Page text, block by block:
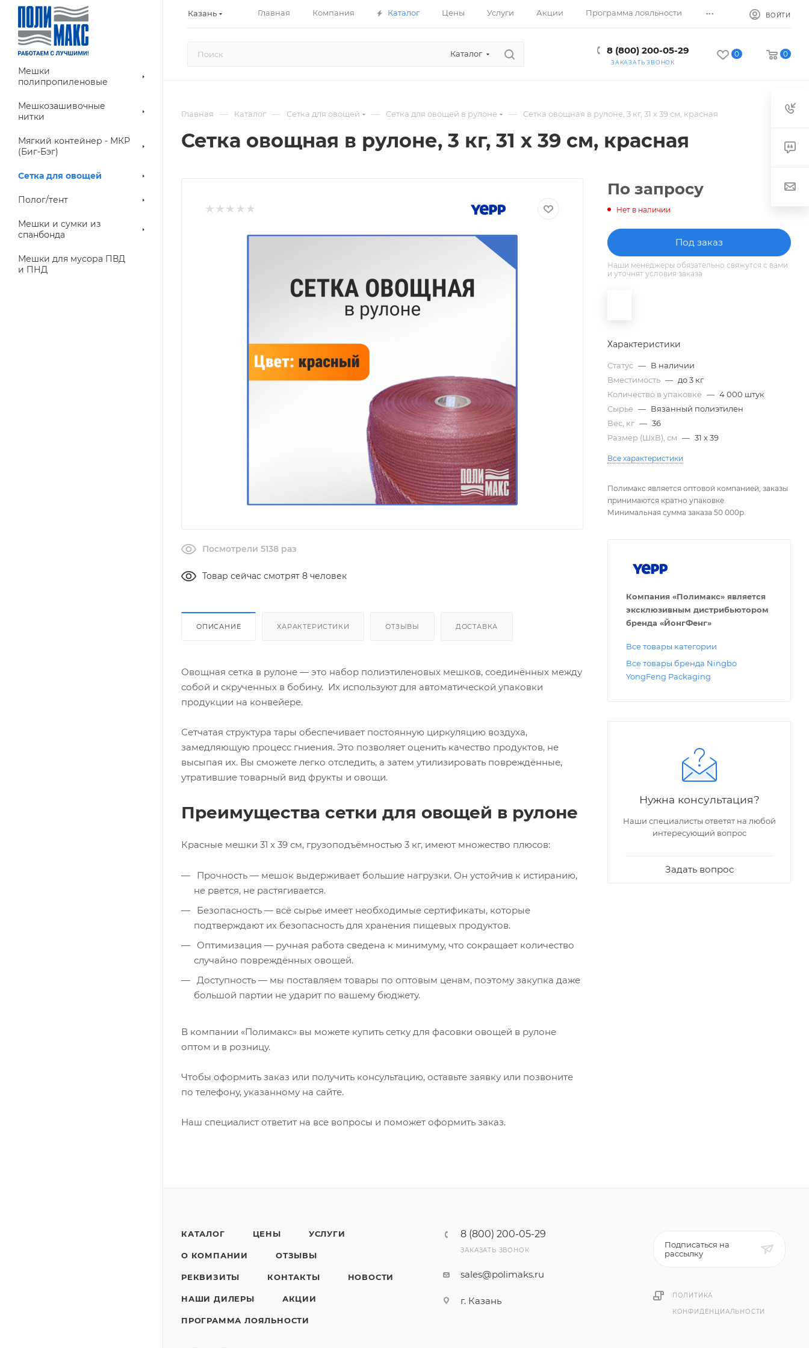
Казань Главная Компания Каталог Цены Услуги Акции Программа лояльности ... ВОЙТИ
Каталог 8 (800) 200-05-29
ЗАКАЗАТЬ ЗВОНОК
0 0
Мешки
полипропиленовые
Мешкозашивочные
нитки
Мягкий контейнер - МКР
(Биг-Бэг)
Сетка для овощей
Полог/тент
Мешки и сумки из
спанбонда
Мешки для мусора ПВД
и ПНД
Главная — Каталог — Сетка для овощей — Сетка для овощей в рулоне — Сетка овощная в рулоне, 3 кг, 31 х 39 см, красная
Сетка овощная в рулоне, 3 кг, 31 х 39 см, красная
Посмотрели 5138 раз
Товар сейчас смотрят 8 человек
ОПИСАНИЕ ХАРАКТЕРИСТИКИ ОТЗЫВЫ ДОСТАВКА
Овощная сетка в рулоне — это набор полиэтиленовых мешков, соединённых между
собой и скрученных в бобину. Их используют для автоматической упаковки
продукции на конвейере.
Сетчатая структура тары обеспечивает постоянную циркуляцию воздуха,
замедляющую процесс гниения. Это позволяет оценить качество продуктов, не
высыпая их. Вы сможете легко отследить, а затем утилизировать повреждённые,
утратившие товарный вид фрукты и овощи.
Преимущества сетки для овощей в рулоне
Красные мешки 31 x 39 см, грузоподъёмностью 3 кг, имеют множество плюсов:
Прочность — мешок выдерживает большие нагрузки. Он устойчив к истиранию,
не рвется, не растягивается.
Безопасность — всё сырье имеет необходимые сертификаты, которые
подтверждают их безопасность для хранения пищевых продуктов.
Оптимизация — ручная работа сведена к минимуму, что сокращает количество
случайно повреждённых овощей.
Доступность — мы поставляем товары по оптовым ценам, поэтому закупка даже
большой партии не ударит по вашему бюджету.
В компании «Полимакс» вы можете купить сетку для фасовки овощей в рулоне
оптом и в розницу.
Чтобы оформить заказ или получить консультацию, оставьте заявку или позвоните
по телефону, указанному на сайте.
Наш специалист ответит на все вопросы и поможет оформить заказ.
По запросу
Нет в наличии
Под заказ
Наши менеджеры обязательно свяжутся с вами
и уточнят условия заказа
Характеристики
Статус — В наличии
Вместимость — до 3 кг
Количество в упаковке — 4 000 штук
Сырье — Вязанный полиэтилен
Вес, кг — 36
Размер (ШxВ), см — 31 х 39
Все характеристики
Полимакс является оптовой компанией, заказы
принимаются кратно упаковке.
Минимальная сумма заказа 50 000р.
Компания «Полимакс» является
эксклюзивным дистрибьютором
бренда «ЙонгФенг»
Все товары категории
Все товары бренда Ningbo
YongFeng Packaging
Нужна консультация?
Наши специалисты ответят на любой
интересующий вопрос
Задать вопрос
КАТАЛОГ ЦЕНЫ УСЛУГИ
О КОМПАНИИ ОТЗЫВЫ
РЕКВИЗИТЫ КОНТАКТЫ НОВОСТИ
НАШИ ДИЛЕРЫ АКЦИИ
ПРОГРАММА ЛОЯЛЬНОСТИ
8 (800) 200-05-29
ЗАКАЗАТЬ ЗВОНОК
sales@polimaks.ru
г. Казань
Подписаться на
рассылку
ПОЛИТИКА
КОНФИДЕНЦИАЛЬНОСТИ